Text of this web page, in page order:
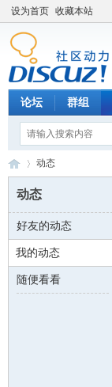
设为首页 收藏本站
论坛 群组
数 ›
动态
动态
好友的动态
我的动态
随便看看